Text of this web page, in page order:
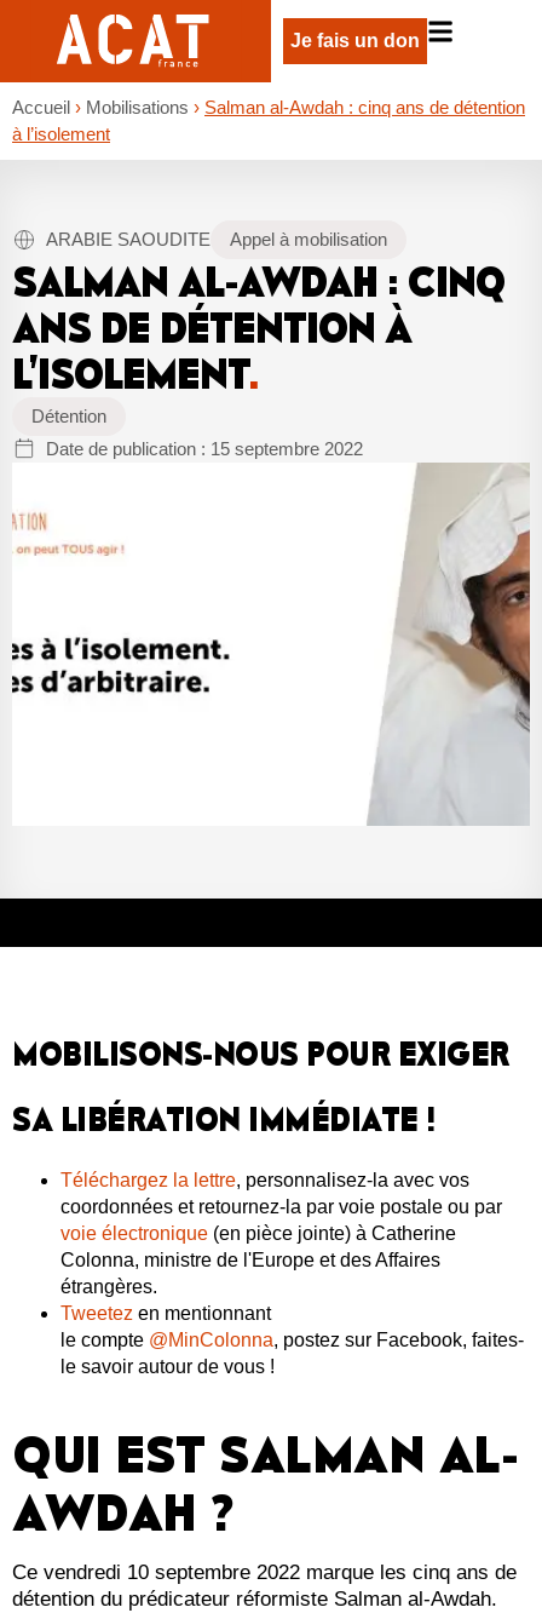
Je fais un don
Accueil › Mobilisations › Salman al-Awdah : cinq ans de détention
à l’isolement
ARABIE SAOUDITE Appel à mobilisation
SALMAN AL-AWDAH : CINQ
ANS DE DÉTENTION À
L’ISOLEMENT.
Détention
Date de publication : 15 septembre 2022
MOBILISONS-NOUS POUR EXIGER
SA LIBÉRATION IMMÉDIATE !
Téléchargez la lettre, personnalisez-la avec vos
coordonnées et retournez-la par voie postale ou par
voie électronique (en pièce jointe) à Catherine
Colonna, ministre de l'Europe et des Affaires
étrangères.
Tweetez en mentionnant
le compte @MinColonna, postez sur Facebook, faites-
le savoir autour de vous !
QUI EST SALMAN AL-
AWDAH ?
Ce vendredi 10 septembre 2022 marque les cinq ans de
détention du prédicateur réformiste Salman al-Awdah.